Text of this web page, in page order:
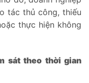
tác thủ công, thiếu
thực hiện không
sát theo thời gian